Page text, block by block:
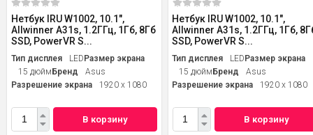
Нетбук IRU W1002, 10.1",
Allwinner A31s, 1.2ГГц, 1Гб, 8Гб
SSD, PowerVR S...
Тип дисплея LED Размер экрана
15 дюйм Бренд
Asus
Разрешение экрана
1920 x 1080
В корзину
Нетбук IRU W1002, 10.1",
Allwinner A31s, 1.2ГГц, 1Гб,
SSD, PowerVR S...
Тип дисплея LED Размер экрана
15 дюйм Бренд
Asus
Разрешение экрана
1920 x 1080
В корзину